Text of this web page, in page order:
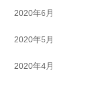
2020年6月
2020年5月
2020年4月